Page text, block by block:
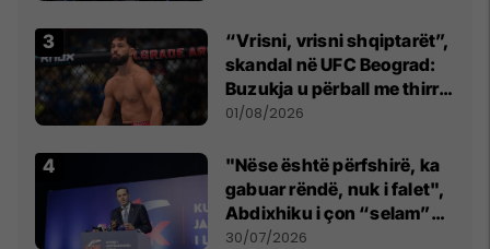
“Vrisni, vrisni shqiptarët”,
skandal në UFC Beograd:
Buzukja u përball me thirrje
anti-shqiptare nga
01/08/2026
"Nëse është përfshirë, ka
gabuar rëndë, nuk i falet",
Abdixhiku i çon “selam”
Përparim Ramës
30/07/2026